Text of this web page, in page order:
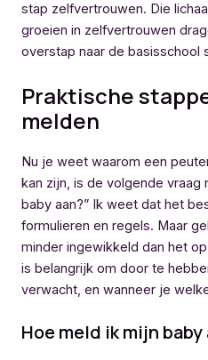
stap zelfvertrouwen. Die
groeien in zelfvertrouwen
overstap naar de basisschool
Praktische
melden
Nu je weet waarom een
kan zijn, is de volgende vraag
baby aan?” Ik weet dat het
formulieren en regels. Maar
minder ingewikkeld dan het
is belangrijk om door te
verwacht, en wanneer je
Hoe meld ik mijn baby